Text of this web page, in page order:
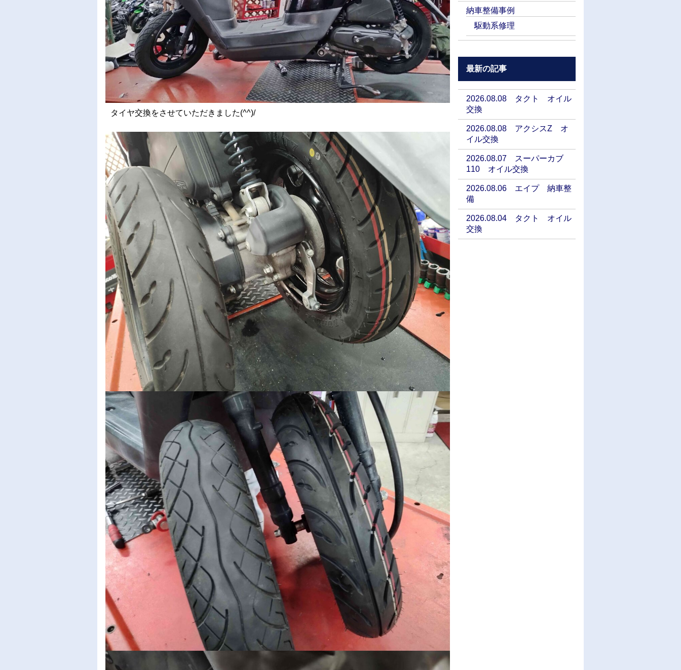
タイヤ交換をさせていただきました(^^)/
納車整備事例
駆動系修理
最新の記事
2026.08.08 タクト オイル
交換
2026.08.08 アクシスZ オ
イル交換
2026.08.07 スーパーカブ
110 オイル交換
2026.08.06 エイプ 納車整
備
2026.08.04 タクト オイル
交換